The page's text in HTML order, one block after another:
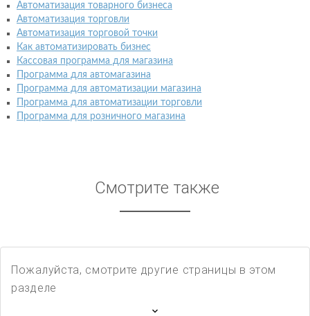
Автоматизация товарного бизнеса
Автоматизация торговли
Автоматизация торговой точки
Как автоматизировать бизнес
Кассовая программа для магазина
Программа для автомагазина
Программа для автоматизации магазина
Программа для автоматизации торговли
Программа для розничного магазина
Смотрите также
Пожалуйста, смотрите другие страницы в этом
разделе